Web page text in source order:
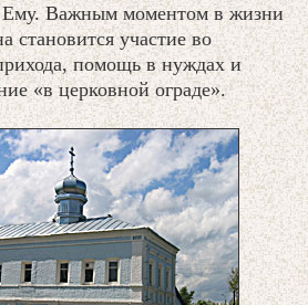
Ему. Важным моментом в жизни
становится участие во
помощь в нуждах и
«в церковной ограде».